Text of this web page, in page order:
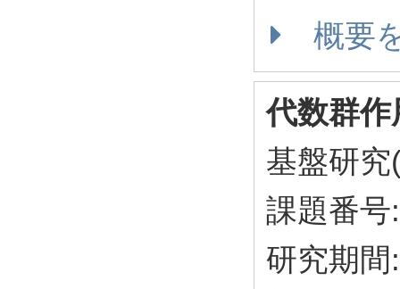
概要
代数群
基盤研究
課題番号
研究期